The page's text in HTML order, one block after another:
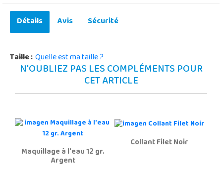
Détails Avis Sécurité
Taille :Quelle est ma taille ?
N'OUBLIEZ PAS LES COMPLÉMENTS POUR
CET ARTICLE
Maquillage à l'eau 12 gr.
Argent
Collant Filet Noir